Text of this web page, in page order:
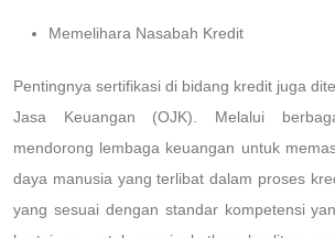
Memelihara Nasabah Kredit
Pentingnya sertifikasi di bidang kredit juga
Jasa Keuangan (OJK). Melalui
mendorong lembaga keuangan untuk
daya manusia yang terlibat dalam proses
yang sesuai dengan standar kompetensi